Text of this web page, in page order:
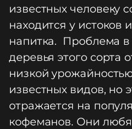
известных человеку
находится у истоков
напитка. Проблема
деревья этого сорта
низкой
известных видов, но
отражается на
кофеманов. Они